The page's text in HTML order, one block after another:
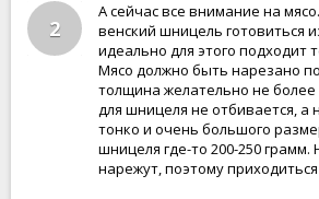
2
А сейчас все внимание на
венский шницель готовиться
идеально для этого подходит
Мясо должно быть нарезано
толщина желательно не более
для шницеля не отбивается, а
тонко и очень большого
шницеля где-то 200-250 грамм.
нарежут, поэтому